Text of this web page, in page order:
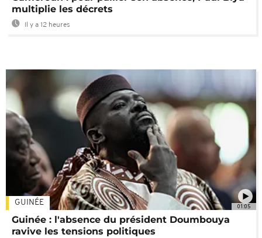
multiplie les décrets
Il y a 12 heures
01:05
GUINÉE
Guinée : l'absence du président Doumbouya
ravive les tensions politiques